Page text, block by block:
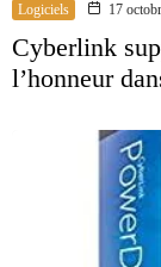
Logiciels 17
Cyberlink
l’honneur